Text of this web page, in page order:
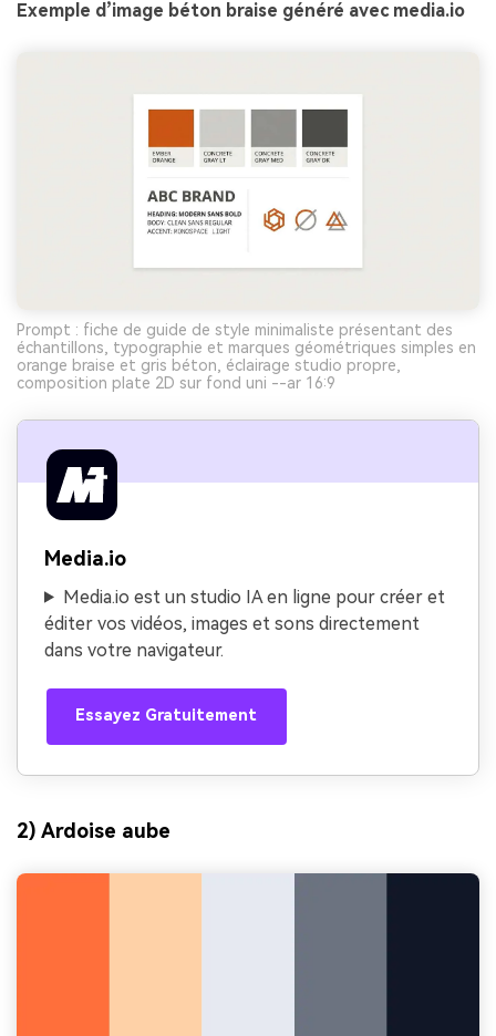
Exemple d’image béton braise généré avec media.io
Prompt : fiche de guide de style minimaliste présentant des
échantillons, typographie et marques géométriques simples en
orange braise et gris béton, éclairage studio propre,
composition plate 2D sur fond uni --ar 16:9
Media.io
Media.io est un studio IA en ligne pour créer et
éditer vos vidéos, images et sons directement
dans votre navigateur.
Essayez Gratuitement
2) Ardoise aube